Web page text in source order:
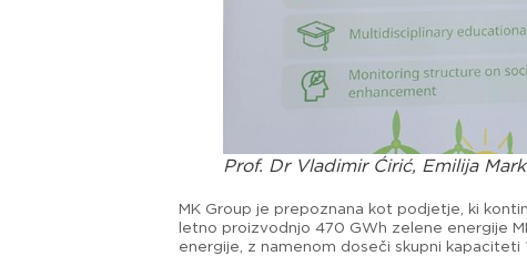
Prof. Dr Vladimir Ćirić, Emilija
MK Group je prepoznana kot podjetje, ki
letno proizvodnjo 470 GWh zelene energije
energije, z namenom doseči skupni kapaciteti